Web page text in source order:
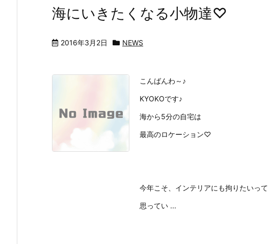
海にいきたくなる小物達♡
2016年3月2日 NEWS
こんばんわ～♪
KYOKOです♪
海から5分の自宅は
最高のロケーション♡
今年こそ、インテリアにも拘りたいって
思ってい ...